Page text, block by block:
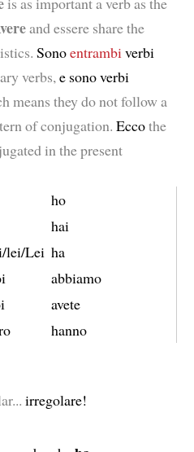
and essere share the
Sonoentrambiverbi
verbs,e sono verbi
means they do not follow a
of conjugation. Eccothe
in the present
ho
hai
lei/Lei ha
abbiamo
avete
hanno
irregolare!